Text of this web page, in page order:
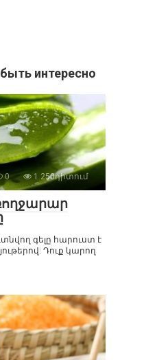
интересно
0 1 250դիտում
գելը հարուստ է
Դուք կարող